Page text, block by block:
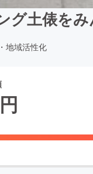
グ土俵を
地域活性化
円